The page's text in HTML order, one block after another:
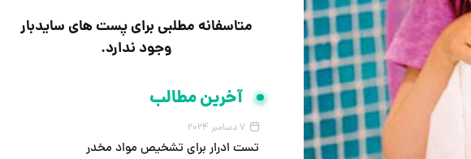
متاسفانه مطلبی برای پست های سایدبار
وجود ندارد.
آخرین مطالب
7 دسامبر 2024
تست ادرار برای تشخیص مواد مخدر